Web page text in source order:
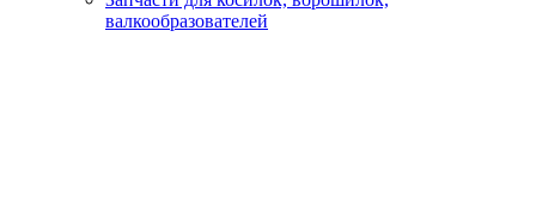
валкообразователей